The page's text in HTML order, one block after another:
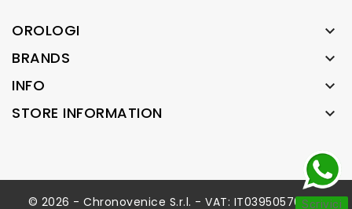
OROLOGI 
BRANDS 
INFO 
STORE INFORMATION 
Scrivici
© 2026 - Chronovenice S.r.l. - VAT: IT03950570246